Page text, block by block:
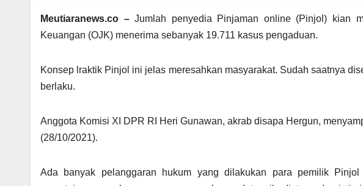
Meutiaranews.co –Jumlah penyedia Pinjaman online (Pinjol) kian
Keuangan (OJK) menerima sebanyak 19.711 kasus pengaduan.
Konsep lraktik Pinjol ini jelas meresahkan masyarakat. Sudah saatnya
berlaku.
Anggota Komisi XI DPR RI Heri Gunawan, akrab disapa Hergun,
(28/10/2021).
Ada banyak pelanggaran hukum yang dilakukan para pemilik